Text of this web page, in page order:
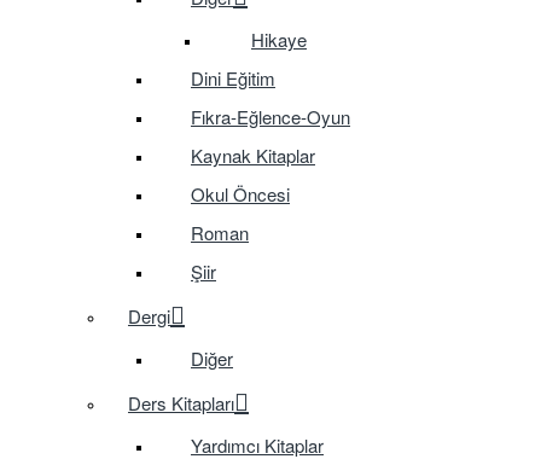
Hikaye
Dini Eğitim
Fıkra-Eğlence-Oyun
Kaynak Kitaplar
Okul Öncesi
Roman
Şiir
Dergi
Diğer
Ders Kitapları
Yardımcı Kitaplar